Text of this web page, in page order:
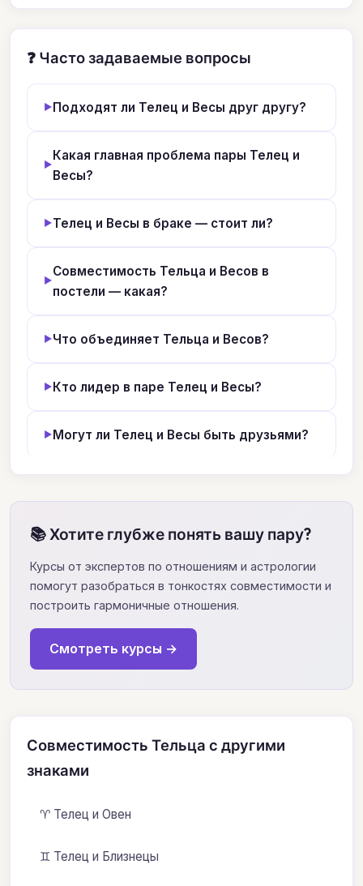
❓ Часто задаваемые вопросы
Подходят ли Телец и Весы друг другу?
Какая главная проблема пары Телец и
Весы?
Телец и Весы в браке — стоит ли?
Совместимость Тельца и Весов в
постели — какая?
Что объединяет Тельца и Весов?
Кто лидер в паре Телец и Весы?
Могут ли Телец и Весы быть друзьями?
📚 Хотите глубже понять вашу пару?
Курсы от экспертов по отношениям и астрологии
помогут разобраться в тонкостях совместимости и
построить гармоничные отношения.
Смотреть курсы →
Совместимость Тельца с другими
знаками
♈ Телец и Овен
♊ Телец и Близнецы